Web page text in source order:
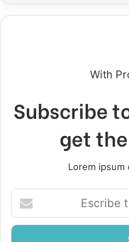
With
Subscribe
get
Lorem
correo